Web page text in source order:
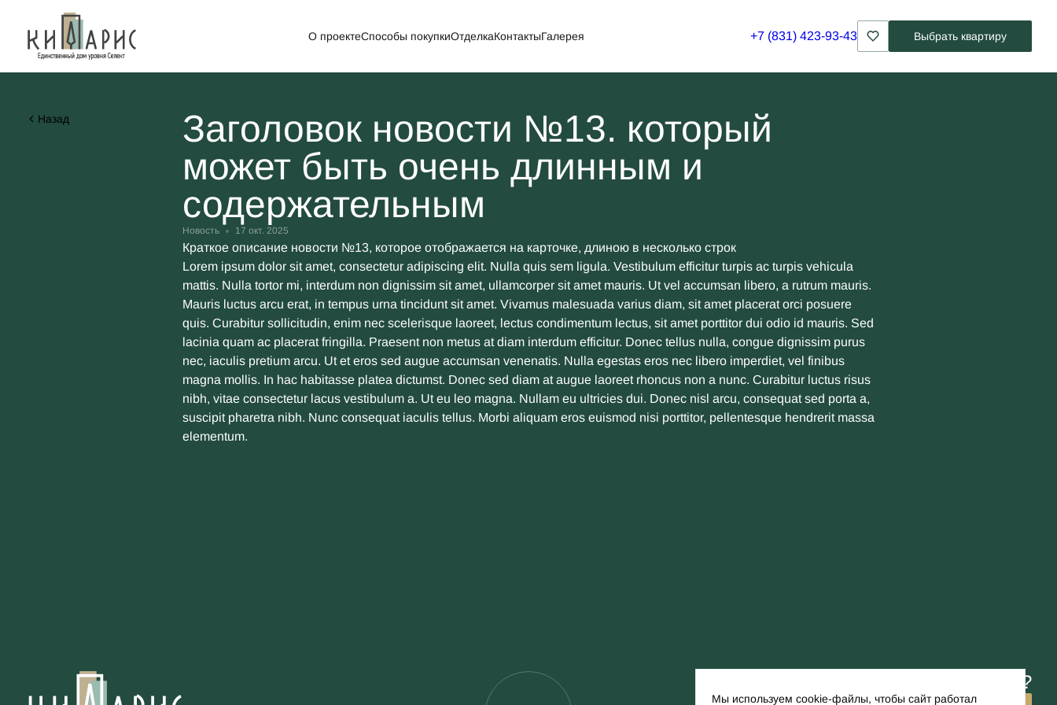
О проектеСпособы покупкиОтделкаКонтактыГалерея +7 (831) 423-93-43 Выбрать квартиру
Назад
Заголовок новости №13. который
может быть очень длинным и
содержательным
Новость 17 окт. 2025
Краткое описание новости №13, которое отображается на карточке, длиною в несколько строк
Lorem ipsum dolor sit amet, consectetur adipiscing elit. Nulla quis sem ligula. Vestibulum efficitur turpis ac turpis vehicula
mattis. Nulla tortor mi, interdum non dignissim sit amet, ullamcorper sit amet mauris. Ut vel accumsan libero, a rutrum mauris.
Mauris luctus arcu erat, in tempus urna tincidunt sit amet. Vivamus malesuada varius diam, sit amet placerat orci posuere
quis. Curabitur sollicitudin, enim nec scelerisque laoreet, lectus condimentum lectus, sit amet porttitor dui odio id mauris. Sed
lacinia quam ac placerat fringilla. Praesent non metus at diam interdum efficitur. Donec tellus nulla, congue dignissim purus
nec, iaculis pretium arcu. Ut et eros sed augue accumsan venenatis. Nulla egestas eros nec libero imperdiet, vel finibus
magna mollis. In hac habitasse platea dictumst. Donec sed diam at augue laoreet rhoncus non a nunc. Curabitur luctus risus
nibh, vitae consectetur lacus vestibulum a. Ut eu leo magna. Nullam eu ultricies dui. Donec nisl arcu, consequat sed porta a,
suscipit pharetra nibh. Nunc consequat iaculis tellus. Morbi aliquam eros euismod nisi porttitor, pellentesque hendrerit massa
elementum.
Остались вопросы?
Мы используем cookie-файлы, чтобы сайт работал